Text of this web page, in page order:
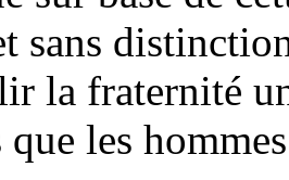
sans
la fraternité
que les